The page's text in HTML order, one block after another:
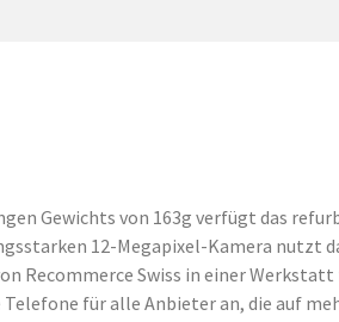
Gewichts von 163g verfügt das
12-Megapixel-Kamera nutzt
Recommerce Swiss in einer
für alle Anbieter an, die auf